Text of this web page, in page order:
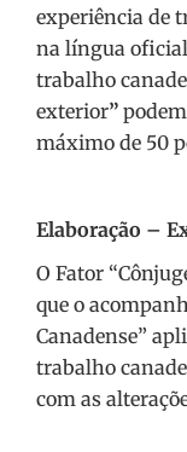
experiência de
na língua oficial
trabalho
exterior”
máximo de 50
Elaboração –
O Fator
que o
Canadense”
trabalho
com as